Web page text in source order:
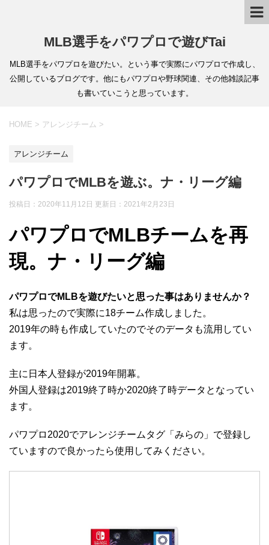
MLB選手をパワプロで遊びTai
MLB選手をパワプロを遊びたい。という事で実際にパワプロで作成し、
公開しているブログです。他にもパワプロや野球関連、その他雑談記事
も書いていこうと思っています。
HOME > アレンジチーム >
アレンジチーム
パワプロでMLBを遊ぶ。ナ・リーグ編
投稿日：2020年11月12日 更新日： 2021年2月23日
パワプロでMLBチームを再
現。ナ・リーグ編
パワプロでMLBを遊びたいと思った事はありませんか？
私は思ったので実際に18チーム作成しました。
2019年の時も作成していたのでそのデータも流用してい
ます。
主に日本人登録が2019年開幕。
外国人登録は2019終了時か2020終了時データとなってい
ます。
パワプロ2020でアレンジチームタグ「みらの」で登録し
ていますので良かったら使用してみください。